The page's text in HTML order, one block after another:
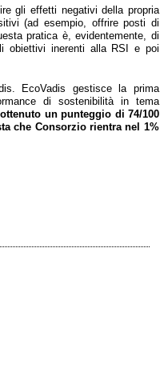
gli effetti negativi della propria
(ad esempio, offrire posti di
pratica è, evidentemente, di
obiettivi inerenti alla RSI e poi
EcoVadis gestisce la prima
di sostenibilità in tema
un punteggio di 74/100
che Consorzio rientra nel 1%